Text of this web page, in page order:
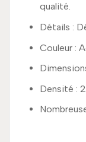
qualité.
Détails :
Couleur :
Densité :